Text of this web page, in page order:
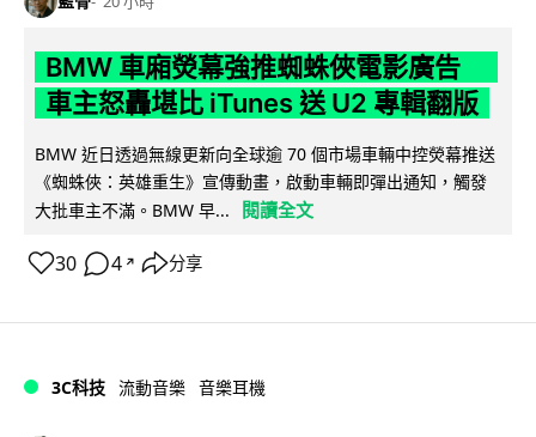
BMW 車廂熒幕強推蜘蛛俠電影廣告
車主怒轟堪比 iTunes 送 U2 專輯翻版
BMW 近日透過無線更新向全球逾 70 個市場車輛中控熒幕推送
《蜘蛛俠：英雄重生》宣傳動畫，啟動車輛即彈出通知，觸發
大批車主不滿。BMW 早...
閱讀全文
30 4 ↗ 分享
3C科技 流動音樂 音樂耳機